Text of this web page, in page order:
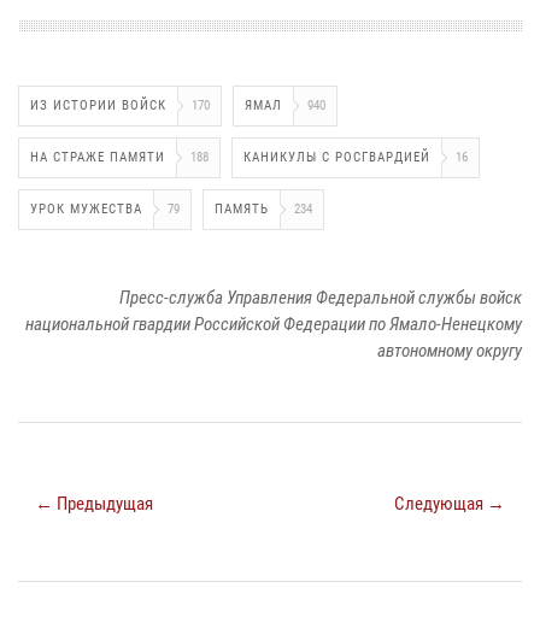
ИЗ ИСТОРИИ ВОЙСК 170 ЯМАЛ 940
НА СТРАЖЕ ПАМЯТИ 188 КАНИКУЛЫ С РОСГВАРДИЕЙ 16
УРОК МУЖЕСТВА 79 ПАМЯТЬ 234
Пресс-служба Управления Федеральной службы войск
национальной гвардии Российской Федерации по Ямало-Ненецкому
автономному округу
← Предыдущая Следующая →